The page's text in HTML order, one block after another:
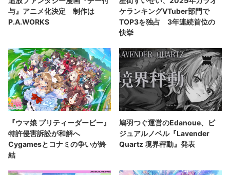
与』アニメ化決定 制作は
P.A.WORKS
ケランキングVTuber部門で
TOP3を独占 3年連続首位の
快挙
『ウマ娘 プリティーダービー』
特許侵害訴訟が和解へ
Cygamesとコナミの争いが終
結
鳩羽つぐ運営のEdanoue、ビ
ジュアルノベル『Lavender
Quartz 境界秤動』発表